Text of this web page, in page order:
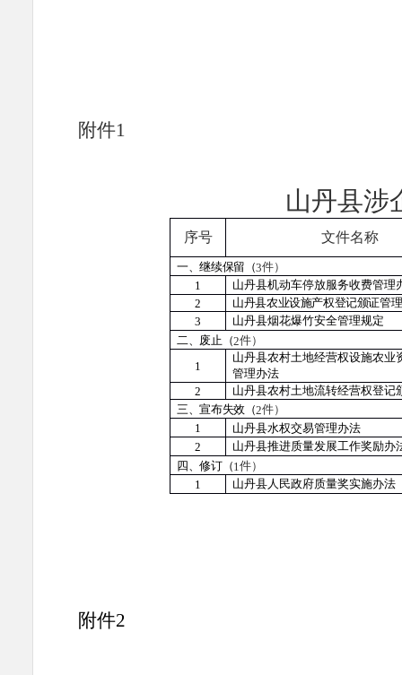
附件1
山丹县涉
序号 文件名称
一、继续保留（3件）
1
山丹县机动车停放服务收费管理
2
山丹县农业设施产权登记颁证管
3
山丹县烟花爆竹安全管理规定
二、废止（2件）
1
山丹县农村土地经营权设施农业
管理办法
2
山丹县农村土地流转经营权登记
三、宣布失效（2件）
1
山丹县水权交易管理办法
2
山丹县推进质量发展工作奖励办
四、修订（1件）
1
山丹县人民政府质量奖实施办法
附件2